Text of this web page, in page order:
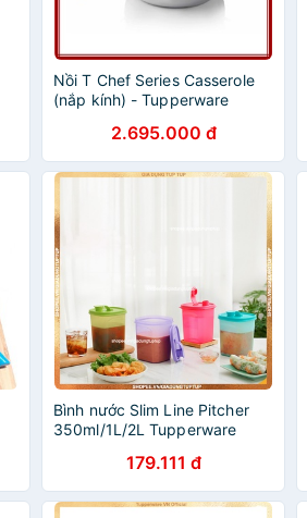
Nồi T Chef Series Casserole
(nắp kính) - Tupperware
2.695.000 đ
Bình nước Slim Line Pitcher
350ml/1L/2L Tupperware
179.111 đ